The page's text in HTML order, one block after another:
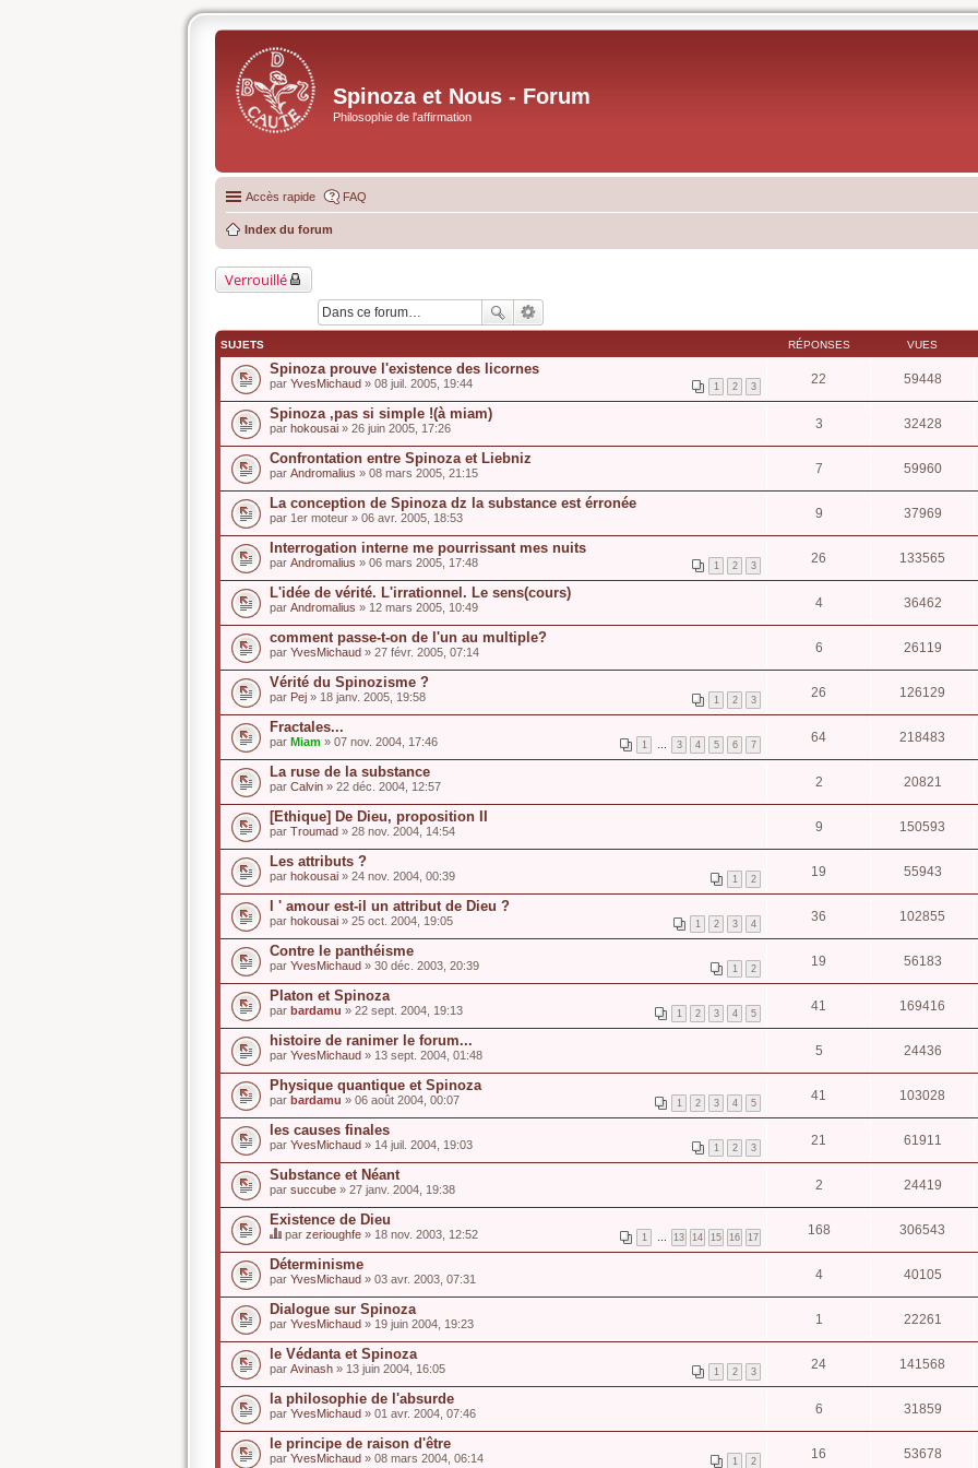
Spinoza et Nous - Forum
Philosophie de l'affirmation
Accès rapide FAQ
Index du forum
Verrouillé
SUJETS RÉPONSES VUES
Spinoza prouve l'existence des licornes
1 2 3
par YvesMichaud » 08 juil. 2005, 19:44 22 59448
Spinoza ,pas si simple !(à miam)
par hokousai » 26 juin 2005, 17:26 3 32428
Confrontation entre Spinoza et Liebniz
par Andromalius » 08 mars 2005, 21:15 7 59960
La conception de Spinoza dz la substance est érronée
par 1er moteur » 06 avr. 2005, 18:53 9 37969
Interrogation interne me pourrissant mes nuits
1 2 3
par Andromalius » 06 mars 2005, 17:48 26 133565
L'idée de vérité. L'irrationnel. Le sens(cours)
par Andromalius » 12 mars 2005, 10:49 4 36462
comment passe-t-on de l'un au multiple?
par YvesMichaud » 27 févr. 2005, 07:14 6 26119
Vérité du Spinozisme ?
1 2 3
par Pej » 18 janv. 2005, 19:58 26 126129
Fractales...
1 … 3 4 5 6 7
par Miam » 07 nov. 2004, 17:46 64 218483
La ruse de la substance
par Calvin » 22 déc. 2004, 12:57 2 20821
[Ethique] De Dieu, proposition II
par Troumad » 28 nov. 2004, 14:54 9 150593
Les attributs ?
1 2
par hokousai » 24 nov. 2004, 00:39 19 55943
l ' amour est-il un attribut de Dieu ?
1 2 3 4
par hokousai » 25 oct. 2004, 19:05 36 102855
Contre le panthéisme
1 2
par YvesMichaud » 30 déc. 2003, 20:39 19 56183
Platon et Spinoza
1 2 3 4 5
par bardamu » 22 sept. 2004, 19:13 41 169416
histoire de ranimer le forum...
par YvesMichaud » 13 sept. 2004, 01:48 5 24436
Physique quantique et Spinoza
1 2 3 4 5
par bardamu » 06 août 2004, 00:07 41 103028
les causes finales
1 2 3
par YvesMichaud » 14 juil. 2004, 19:03 21 61911
Substance et Néant
par succube » 27 janv. 2004, 19:38 2 24419
Existence de Dieu
1 … 13 14 15 16 17
C
e
s
u
j
e
t
u
s
o
n
d
a
g
e
par zerioughfe » 18 nov. 2003, 12:52 168 306543
Déterminisme
par YvesMichaud » 03 avr. 2003, 07:31 4 40105
Dialogue sur Spinoza
par YvesMichaud » 19 juin 2004, 19:23 1 22261
le Védanta et Spinoza
1 2 3
par Avinash » 13 juin 2004, 16:05 24 141568
la philosophie de l'absurde
par YvesMichaud » 01 avr. 2004, 07:46 6 31859
le principe de raison d'être
1 2
par YvesMichaud » 08 mars 2004, 06:14 16 53678